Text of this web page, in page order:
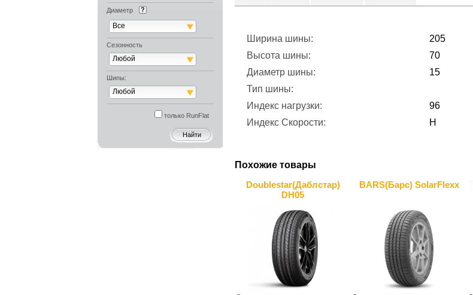
Диаметр
Все
Сезонность
Любой
Шипы:
Любой
только RunFlat
Ширина шины:
205
Высота шины:
70
Диаметр шины:
15
Тип шины:
Индекс нагрузки:
96
Индекс Скорости:
H
Похожие товары
Doublestar(Даблcтар)
DH05
BARS(Барс) SolarFlexx